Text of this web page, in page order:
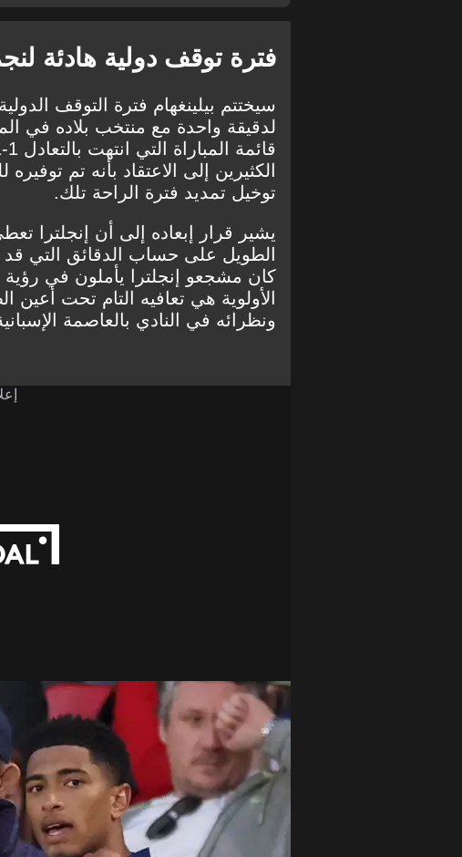
فترة توقف دولية هادئة
سيختتم بيلينغهام فترة التوقف
لدقيقة واحدة مع منتخب بلاده في
الكثيرين إلى الاعتقاد بأنه تم
توخيل تمديد فترة الراحة تلك.
يشير قرار إبعاده إلى أن إنجلترا
الطويل على حساب الدقائق التي قد
كان مشجعو إنجلترا يأملون في
الأولوية هي تعافيه التام تحت
ونظرائه في النادي بالعاصمة